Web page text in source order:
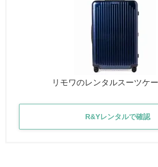
リモワのレンタルスーツケ
R&Yレンタルで確認